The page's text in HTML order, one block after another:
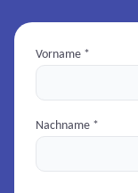
Vorname *
Nachname *